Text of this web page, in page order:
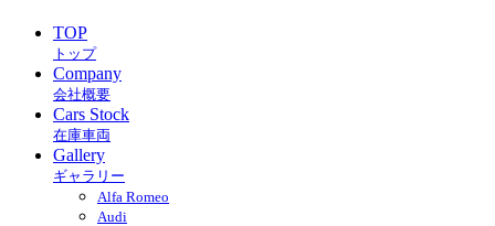
TOP
トップ
Company
会社概要
Cars Stock
在庫車両
Gallery
ギャラリー
Alfa Romeo
Audi